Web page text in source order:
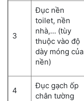
3
Đục nền
toilet, nền
nhà,… (tùy
thuộc vào độ
dày móng của
nền)
4
Đục gạch ốp
chân tường